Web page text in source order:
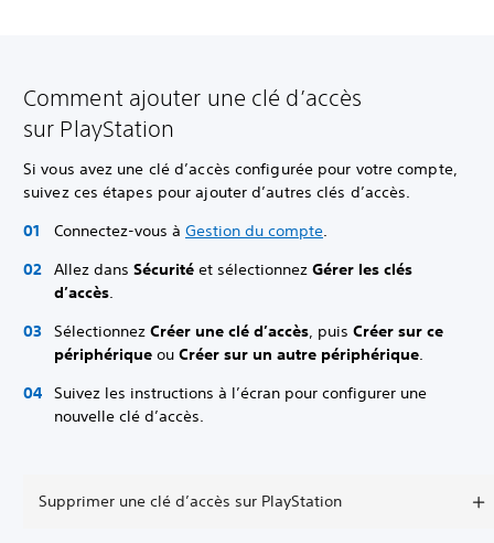
Comment ajouter une clé d’accès
sur PlayStation
Si vous avez une clé d’accès configurée pour votre compte,
suivez ces étapes pour ajouter d’autres clés d’accès.
Connectez-vous à Gestion du compte.
Allez dans Sécurité et sélectionnez Gérer les clés
d’accès.
Sélectionnez Créer une clé d’accès, puis Créer sur ce
périphérique ou Créer sur un autre périphérique.
Suivez les instructions à l’écran pour configurer une
nouvelle clé d’accès.
Supprimer une clé d’accès sur PlayStation